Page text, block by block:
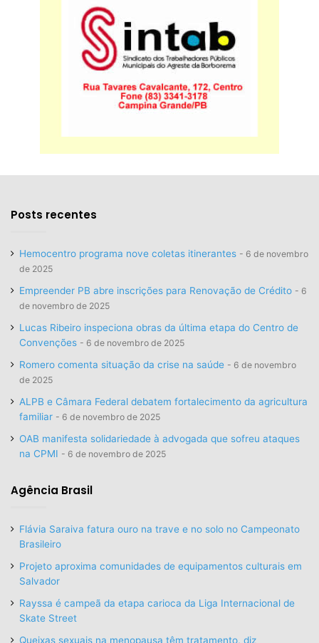
Posts recentes
Hemocentro programa nove coletas itinerantes
6 de novembro
de 2025
Empreender PB abre inscrições para Renovação de Crédito
6
de novembro de 2025
Lucas Ribeiro inspeciona obras da última etapa do Centro de
Convenções
6 de novembro de 2025
Romero comenta situação da crise na saúde
6 de novembro
de 2025
ALPB e Câmara Federal debatem fortalecimento da agricultura
familiar
6 de novembro de 2025
OAB manifesta solidariedade à advogada que sofreu ataques
na CPMI
6 de novembro de 2025
Agência Brasil
Flávia Saraiva fatura ouro na trave e no solo no Campeonato
Brasileiro
Projeto aproxima comunidades de equipamentos culturais em
Salvador
Rayssa é campeã da etapa carioca da Liga Internacional de
Skate Street
Queixas sexuais na menopausa têm tratamento, diz